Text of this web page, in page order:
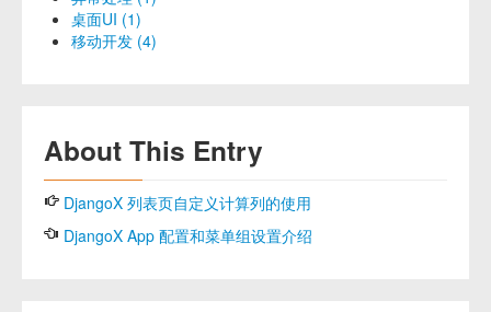
桌面UI (1)
移动开发 (4)
About This Entry
DjangoX 列表页自定义计算列的使用
DjangoX App 配置和菜单组设置介绍